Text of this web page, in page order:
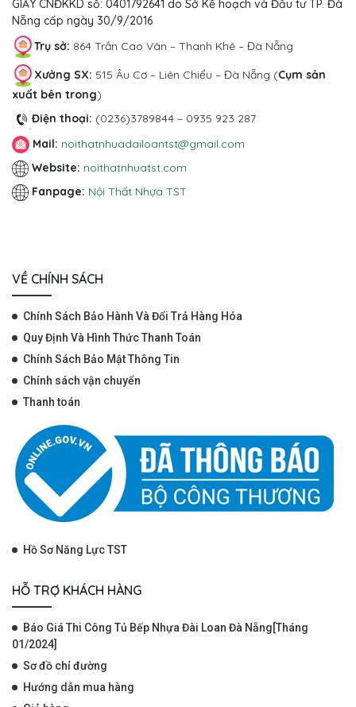
GIẤY CNĐKKD số: 0401792641 do Sở Kế hoạch và Đầu tư TP. Đà
Nẵng cấp ngày 30/9/2016
Trụ sở: 864 Trần Cao Vân – Thanh Khê – Đà Nẵng
Xưởng SX: 515 Âu Cơ – Liên Chiểu – Đà Nẵng (Cụm sản
xuất bên trong)
Điện thoại: (0236)3789844 – 0935 923 287
Mail: noithatnhuadailoantst@gmail.com
Website: noithatnhuatst.com
Fanpage: Nội Thất Nhựa TST
VỀ CHÍNH SÁCH
Chính Sách Bảo Hành Và Đổi Trả Hàng Hóa
Quy Định Và Hình Thức Thanh Toán
Chính Sách Bảo Mật Thông Tin
Chính sách vận chuyển
Thanh toán
Hồ Sơ Năng Lực TST
HỖ TRỢ KHÁCH HÀNG
Báo Giá Thi Công Tủ Bếp Nhựa Đài Loan Đà Nẵng[Tháng
01/2024]
Sơ đồ chỉ đường
Hướng dẫn mua hàng